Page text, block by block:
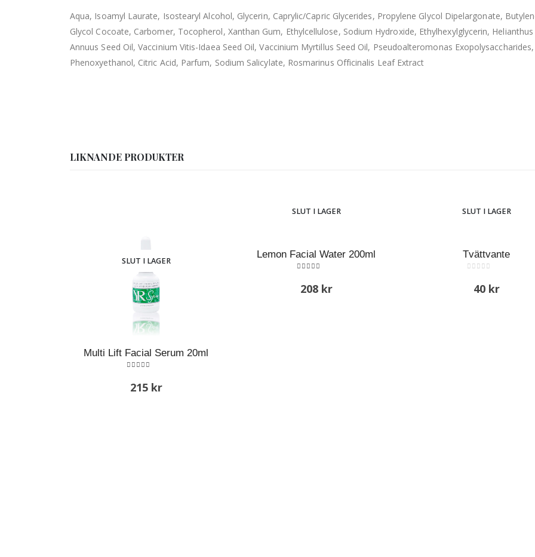
Aqua, Isoamyl Laurate, Isostearyl Alcohol, Glycerin, Caprylic/Capric Glycerides, Propylene Glycol Dipelargonate,
Glycol Cocoate, Carbomer, Tocopherol, Xanthan Gum, Ethylcellulose, Sodium Hydroxide, Ethylhexylglycerin, Helianthus
Annuus Seed Oil, Vaccinium Vitis-Idaea Seed Oil, Vaccinium Myrtillus Seed Oil, Pseudoalteromonas Exopolysaccharides,
Phenoxyethanol, Citric Acid, Parfum, Sodium Salicylate, Rosmarinus Officinalis Leaf Extract
LIKNANDE PRODUKTER
SLUT I LAGER
Multi Lift Facial Serum 20ml
215 kr
SLUT I LAGER
Lemon Facial Water 200ml
208 kr
SLUT I LAGER
Tvättvante
40 kr